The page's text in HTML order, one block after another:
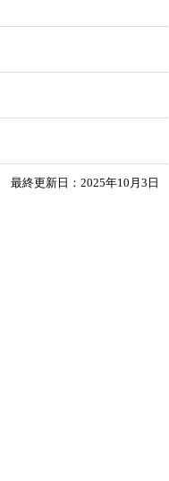
最終更新日：2025年10月3日